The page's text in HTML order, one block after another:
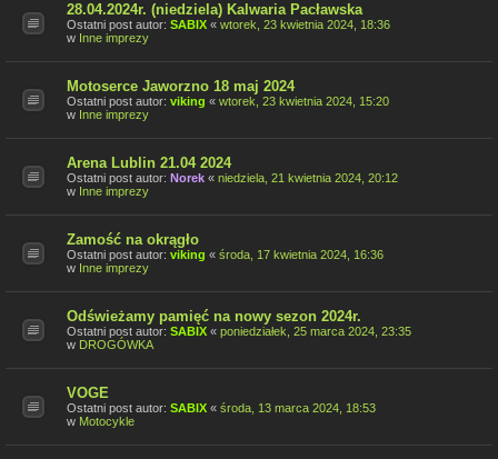
28.04.2024r. (niedziela) Kalwaria Pacławska
Ostatni post autor: SABIX « wtorek, 23 kwietnia 2024, 18:36
w Inne imprezy
Motoserce Jaworzno 18 maj 2024
Ostatni post autor: viking « wtorek, 23 kwietnia 2024, 15:20
w Inne imprezy
Arena Lublin 21.04 2024
Ostatni post autor: Norek « niedziela, 21 kwietnia 2024, 20:12
w Inne imprezy
Zamość na okrągło
Ostatni post autor: viking « środa, 17 kwietnia 2024, 16:36
w Inne imprezy
Odświeżamy pamięć na nowy sezon 2024r.
Ostatni post autor: SABIX « poniedziałek, 25 marca 2024, 23:35
w DROGÓWKA
VOGE
Ostatni post autor: SABIX « środa, 13 marca 2024, 18:53
w Motocykle